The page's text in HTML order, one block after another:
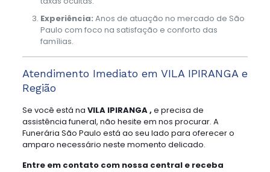
Experiência: Anos de atuação no mercado de São
Paulo com foco na satisfação e conforto das
famílias.
Atendimento Imediato em VILA IPIRANGA e
Região
Se você está na VILA IPIRANGA , e precisa de
assistência funeral, não hesite em nos procurar. A
Funerária São Paulo está ao seu lado para oferecer o
amparo necessário neste momento delicado.
Entre em contato com nossa central e receba